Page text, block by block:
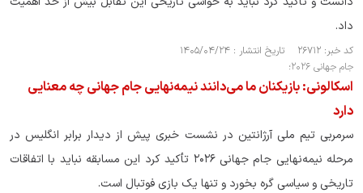
داد.
کد خبر: ۲۶۷۱۲ تاریخ انتشار : ۱۴۰۵/۰۴/۲۴
جام جهانی ۲۰۲۶؛
اسکالونی: بازیکنان ما می‌دانند نیمه‌نهایی جام جهانی چه معنایی
دارد
سرمربی تیم ملی آرژانتین در نشست خبری پیش از دیدار برابر انگلیس در
مرحله نیمه‌نهایی جام جهانی ۲۰۲۶ تأکید کرد این مسابقه نباید با اتفاقات
تاریخی و سیاسی گره بخورد و تنها یک بازی فوتبال است.